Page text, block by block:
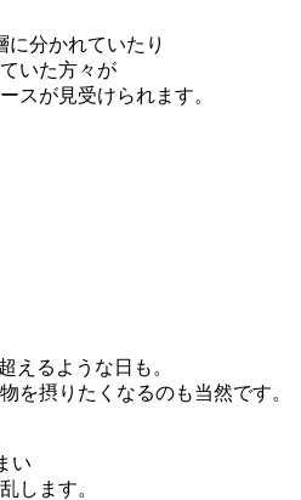
に分かれていたり
ていた方々が
スが見受けられます。
るような日も。
を摂りたくなるのも当然です。
い
します。